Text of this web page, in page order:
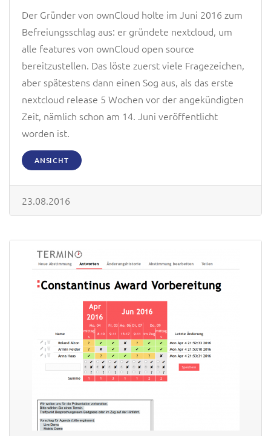
Der Gründer von ownCloud holte im Juni 2016 zum
Befreiungsschlag aus: er gründete nextcloud, um
alle features von ownCloud open source
bereitzustellen. Das löste zuerst viele Fragezeichen,
aber spätestens dann einen Sog aus, als das erste
nextcloud release 5 Wochen vor der angekündigten
Zeit, nämlich schon am 14. Juni veröffentlicht
worden ist.
ANSICHT
23.08.2016